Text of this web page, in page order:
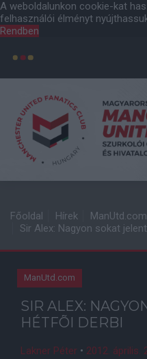
A weboldalunkon cookie-kat
felhasználói élményt
Rendben
Főoldal Hírek
ManUtd.com
Sir Alex: Nagyon sokat
ManUtd.com
SIR ALEX:
HÉTFÕI DERBI
Lakner Péter • 2012. április.